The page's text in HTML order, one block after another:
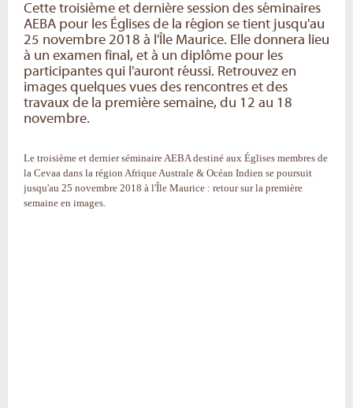
Cette troisième et dernière session des séminaires
AEBA pour les Églises de la région se tient jusqu'au
25 novembre 2018 à l'Île Maurice. Elle donnera lieu
à un examen final, et à un diplôme pour les
participantes qui l'auront réussi. Retrouvez en
images quelques vues des rencontres et des
travaux de la première semaine, du 12 au 18
novembre.
Le troisième et dernier séminaire AEBA destiné aux Églises membres de
la Cevaa dans la région Afrique Australe & Océan Indien se poursuit
jusqu'au 25 novembre 2018 à l'Île Maurice : retour sur la première
semaine en images.